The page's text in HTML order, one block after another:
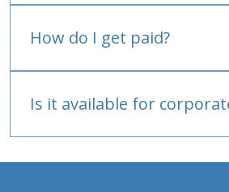
How do I get paid?
Is it available for